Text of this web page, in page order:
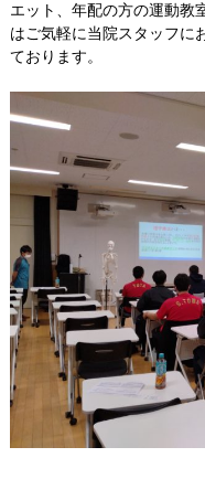
エット、年配の方の運動教
はご気軽に当院スタッフに
ております。